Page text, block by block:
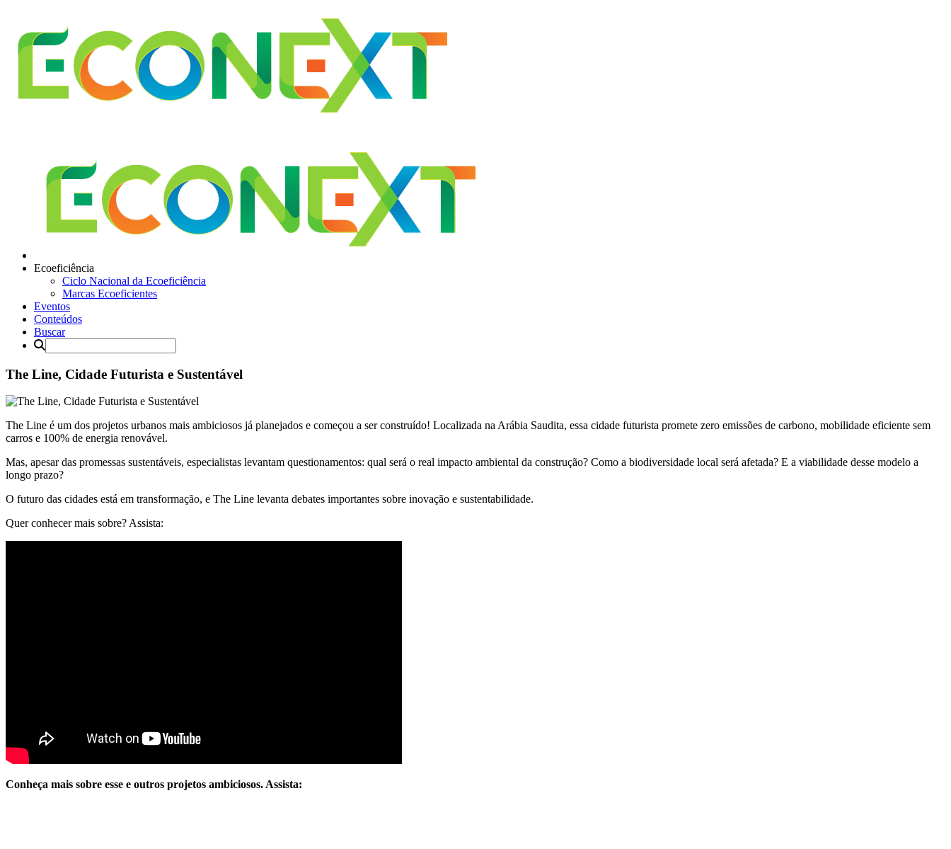
Ecoeficiência
Ciclo Nacional da Ecoeficiência
Marcas Ecoeficientes
Eventos
Conteúdos
Buscar
The Line, Cidade Futurista e Sustentável
The Line é um dos projetos urbanos mais ambiciosos já planejados e começou a ser construído! Localizada na Arábia Saudita, essa cidade futurista promete zero emissões de carbono, mobilidade eficiente sem
carros e 100% de energia renovável.
Mas, apesar das promessas sustentáveis, especialistas levantam questionamentos: qual será o real impacto ambiental da construção? Como a biodiversidade local será afetada? E a viabilidade desse modelo a
longo prazo?
O futuro das cidades está em transformação, e The Line levanta debates importantes sobre inovação e sustentabilidade.
Quer conhecer mais sobre? Assista:
Conheça mais sobre esse e outros projetos ambiciosos. Assista: